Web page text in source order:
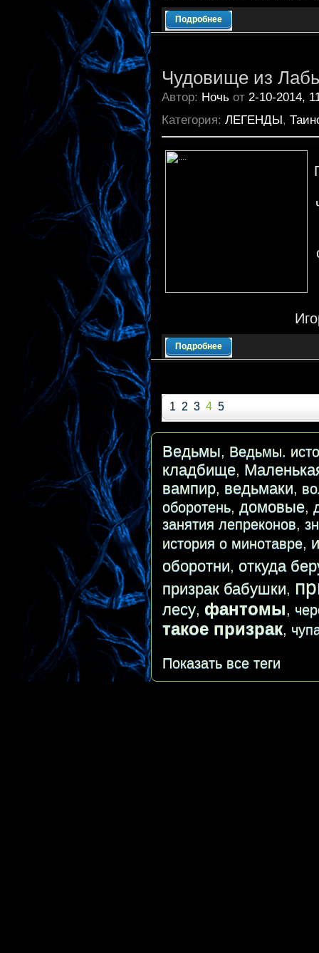
Подробнее
Чудовище из
Автор: Ночь от 2-10-2014,
Категория: ЛЕГЕНДЫ,
Подробнее
1 2 3 4 5
Ведьмы, Ведьмы.
кладбище,
вампир, ведьмаки,
оборотень, домовые,
занятия лепреконов,
история о минотавре,
оборотни, откуда
призрак бабушки,
лесу, фантомы,
такое призрак,
Показать все теги